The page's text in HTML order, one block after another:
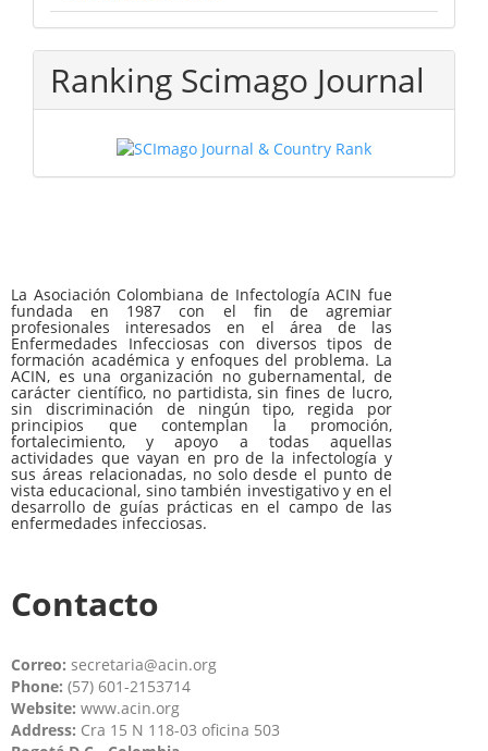
Ranking Scimago Journal
La Asociación Colombiana de Infectología ACIN fue
fundada en 1987 con el fin de agremiar
profesionales interesados en el área de las
Enfermedades Infecciosas con diversos tipos de
formación académica y enfoques del problema. La
ACIN, es una organización no gubernamental, de
carácter científico, no partidista, sin fines de lucro,
sin discriminación de ningún tipo, regida por
principios que contemplan la promoción,
fortalecimiento, y apoyo a todas aquellas
actividades que vayan en pro de la infectología y
sus áreas relacionadas, no solo desde el punto de
vista educacional, sino también investigativo y en el
desarrollo de guías prácticas en el campo de las
enfermedades infecciosas.
Contacto
Correo: secretaria@acin.org
Phone: (57) 601-2153714
Website: www.acin.org
Address: Cra 15 N 118-03 oficina 503